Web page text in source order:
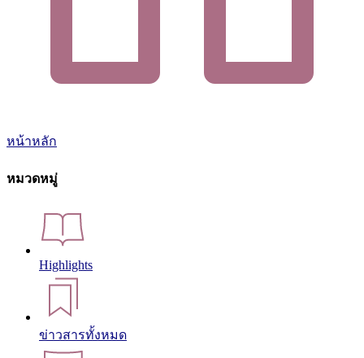
หน้าหลัก
หมวดหมู่
Highlights
ข่าวสารทั้งหมด